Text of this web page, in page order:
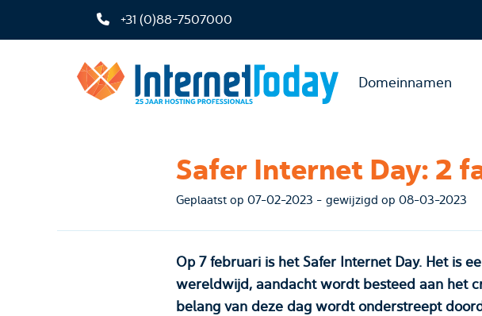
+31 (0)88-7507000
Domeinnamen
Safer Internet Day: 2
Geplaatst op 07-02-2023 - gewijzigd op 08-03-2023
Op 7 februari is het Safer Internet Day. Het is
wereldwijd, aandacht wordt besteed aan het
belang van deze dag wordt onderstreept